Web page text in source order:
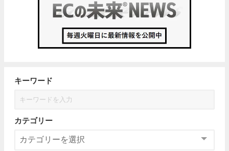
キーワード
カテゴリー